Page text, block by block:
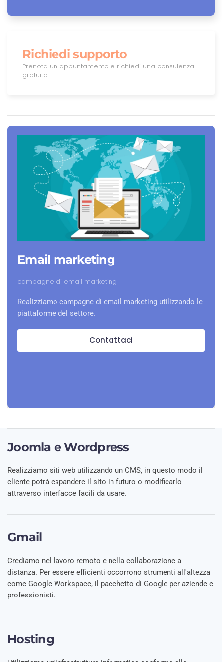
Richiedi supporto
Prenota un appuntamento e richiedi una consulenza
gratuita.
Email marketing
campagne di email marketing
Realizziamo campagne di email marketing utilizzando le
piattaforme del settore.
Contattaci
Joomla e Wordpress
Realizziamo siti web utilizzando un CMS, in questo modo il
cliente potrà espandere il sito in futuro o modificarlo
attraverso interfacce facili da usare.
Gmail
Crediamo nel lavoro remoto e nella collaborazione a
distanza. Per essere efficienti occorrono strumenti all'altezza
come Google Workspace, il pacchetto di Google per aziende e
professionisti.
Hosting